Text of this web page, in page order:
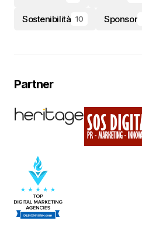
Sostenibilità 10 Sponsor
Partner